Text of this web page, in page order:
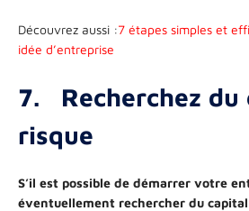
Découvrez aussi :7 étapes simples et
idée d’entreprise
7. Recherchez
risque
S’il est possible de démarrer votre
éventuellement rechercher du